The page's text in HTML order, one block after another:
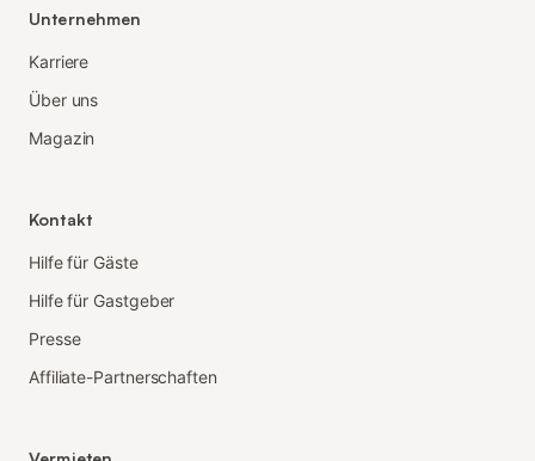
Unternehmen
Karriere
Über uns
Magazin
Kontakt
Hilfe für Gäste
Hilfe für Gastgeber
Presse
Affiliate-Partnerschaften